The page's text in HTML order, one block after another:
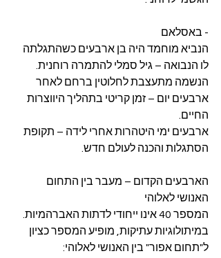
- באסלאם
הנביא מוחמד היה בן ארבעים כשהתגלתה
לו הנבואה – גיל סמלי להתמרה רוחנית.
הנשמה מתעצבת לחלוטין ברחם לאחר
ארבעים יום – זמן קריטי בתהליך היווצרות
החיים.
ארבעים ימי היטהרות אחרי לידה – תקופת
הסתגלות והכנה לעולם חדש.
הארבעים הקדום – מעבר בין התחום
האנושי לאלוהי
המספר 40 אינו ייחודי לדתות האברהמיות.
במיתולוגיות עתיקות, מופיע המספר כציון
ל"תחום אפור" בין האנושי לאלוהי: